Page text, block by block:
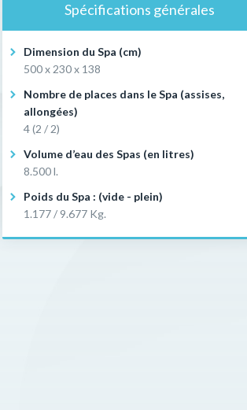
Spécifications générales
Dimension du Spa (cm)
500 x 230 x 138
Nombre de places dans le Spa (assises,
allongées)
4 (2 / 2)
Volume d’eau des Spas (en litres)
8.500 l.
Poids du Spa : (vide - plein)
1.177 / 9.677 Kg.